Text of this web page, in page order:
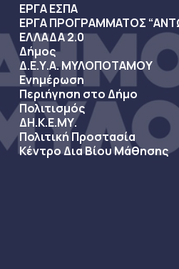
ΕΡΓΑ ΕΣΠΑ
ΕΡΓΑ ΠΡΟΓΡΑΜΜΑΤΟΣ
ΕΛΛΑΔΑ 2.0
Δήμος
Δ.Ε.Υ.Α. ΜΥΛΟΠΟΤΑΜΟΥ
Ενημέρωση
Περιήγηση στο Δήμο
Πολιτισμός
ΔΗ.Κ.Ε.ΜΥ.
Πολιτική Προστασία
Κέντρο Δια Βίου Μάθησης